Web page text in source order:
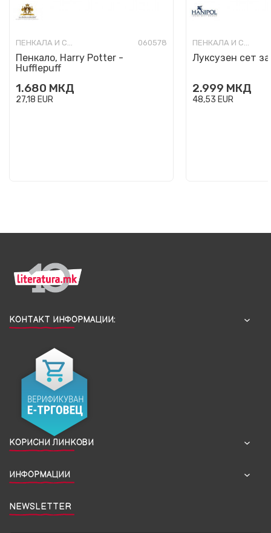
ПЕНКАЛА И СЕТОВИ ЕКСКЛУЗИВНИ 060578
Пенкало, Harry Potter -
Hufflepuff
1.680 МКД
27,18 EUR
ПЕНКАЛА И СЕТОВИ ЕКСКЛУЗИВНИ
Луксузен сет
2.999 МКД
48,53 EUR
КОНТАКТ ИНФОРМАЦИИ:
КОРИСНИ ЛИНКОВИ
ИНФОРМАЦИИ
NEWSLETTER